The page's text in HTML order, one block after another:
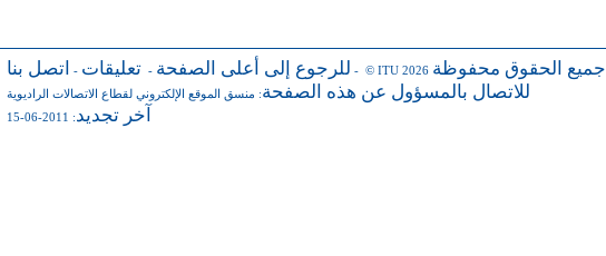
للرجوع إلى أعلى الصفحة - تعليقات - اتصل بنا - © ITU 2026 جميع الحقوق محفوظة
للاتصال بالمسؤول عن هذه الصفحة: منسق الموقع الإلكتروني لقطاع الاتصالات الراديوية
آخر تجديد: 2011-06-15